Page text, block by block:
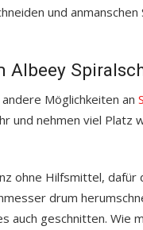
und
Albeey
Möglichkeiten an
und nehmen viel Platz
ohne Hilfsmittel, dafür
drum
auch geschnitten. Wie